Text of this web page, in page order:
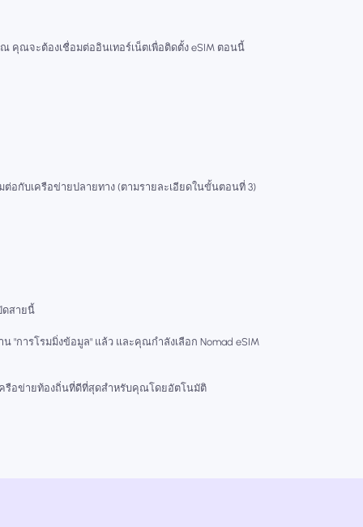
คุณจะต้องเชื่อมต่ออินเทอร์เน็ตเพื่อติดตั้ง eSIM ตอนนี้
อกับเครือข่ายปลายทาง (ตามรายละเอียดในขั้นตอนที่ 3)
ดสายนี้
"การโรมมิ่งข้อมูล" แล้ว และคุณกำลังเลือก Nomad eSIM
ครือข่ายท้องถิ่นที่ดีที่สุดสำหรับคุณโดยอัตโนมัติ